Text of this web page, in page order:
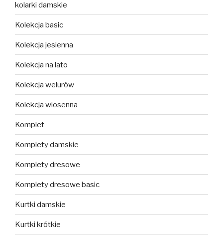
kolarki damskie
Kolekcja basic
Kolekcja jesienna
Kolekcja na lato
Kolekcja welurów
Kolekcja wiosenna
Komplet
Komplety damskie
Komplety dresowe
Komplety dresowe basic
Kurtki damskie
Kurtki krótkie